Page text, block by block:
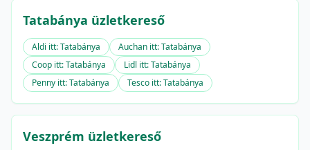
Tatabánya üzletkereső
Aldi itt: Tatabánya
Auchan itt: Tatabánya
Coop itt: Tatabánya
Lidl itt: Tatabánya
Penny itt: Tatabánya
Tesco itt: Tatabánya
Veszprém üzletkereső